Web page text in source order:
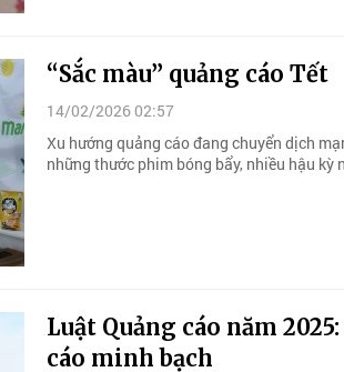
“Sắc màu” quảng cáo Tết
14/02/2026 02:57
Xu hướng quảng cáo đang chuyển dịch
những thước phim bóng bẩy, nhiều hậu kỳ
Luật Quảng cáo năm
cáo minh bạch